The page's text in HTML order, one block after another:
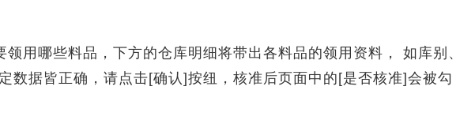
哪些料品，下方的仓库明细将带出各料品的领用资料， 如库别、
数据皆正确，请点击[确认]按纽，核准后页面中的[是否核准]会被勾